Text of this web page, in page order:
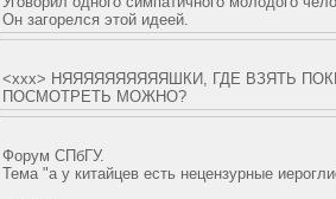
Он загорелся этой идеей.
<xxx> НЯЯЯЯЯЯЯЯЯЯШКИ, ГДЕ ВЗЯТЬ
ПОСМОТРЕТЬ МОЖНО?
Форум СПбГУ.
Тема "а у китайцев есть нецензурные